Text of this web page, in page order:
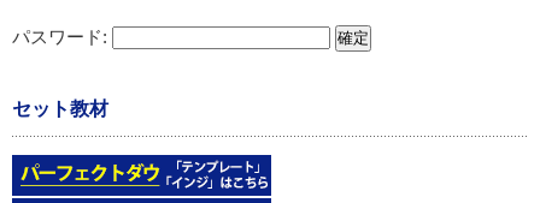
パスワード:
セット教材